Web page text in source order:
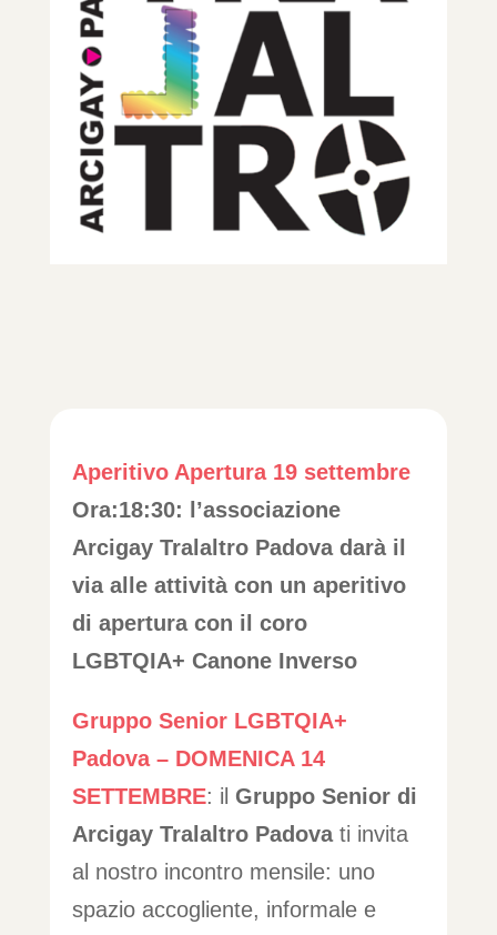
Aperitivo Apertura 19 settembre
Ora:18:30: l’associazione
Arcigay Tralaltro Padova darà il
via alle attività con un aperitivo
di apertura con il coro
LGBTQIA+ Canone Inverso
Gruppo Senior LGBTQIA+
Padova – DOMENICA 14
SETTEMBRE: il Gruppo Senior di
Arcigay Tralaltro Padovati invita
al nostro incontro mensile: uno
spazio accogliente, informale e